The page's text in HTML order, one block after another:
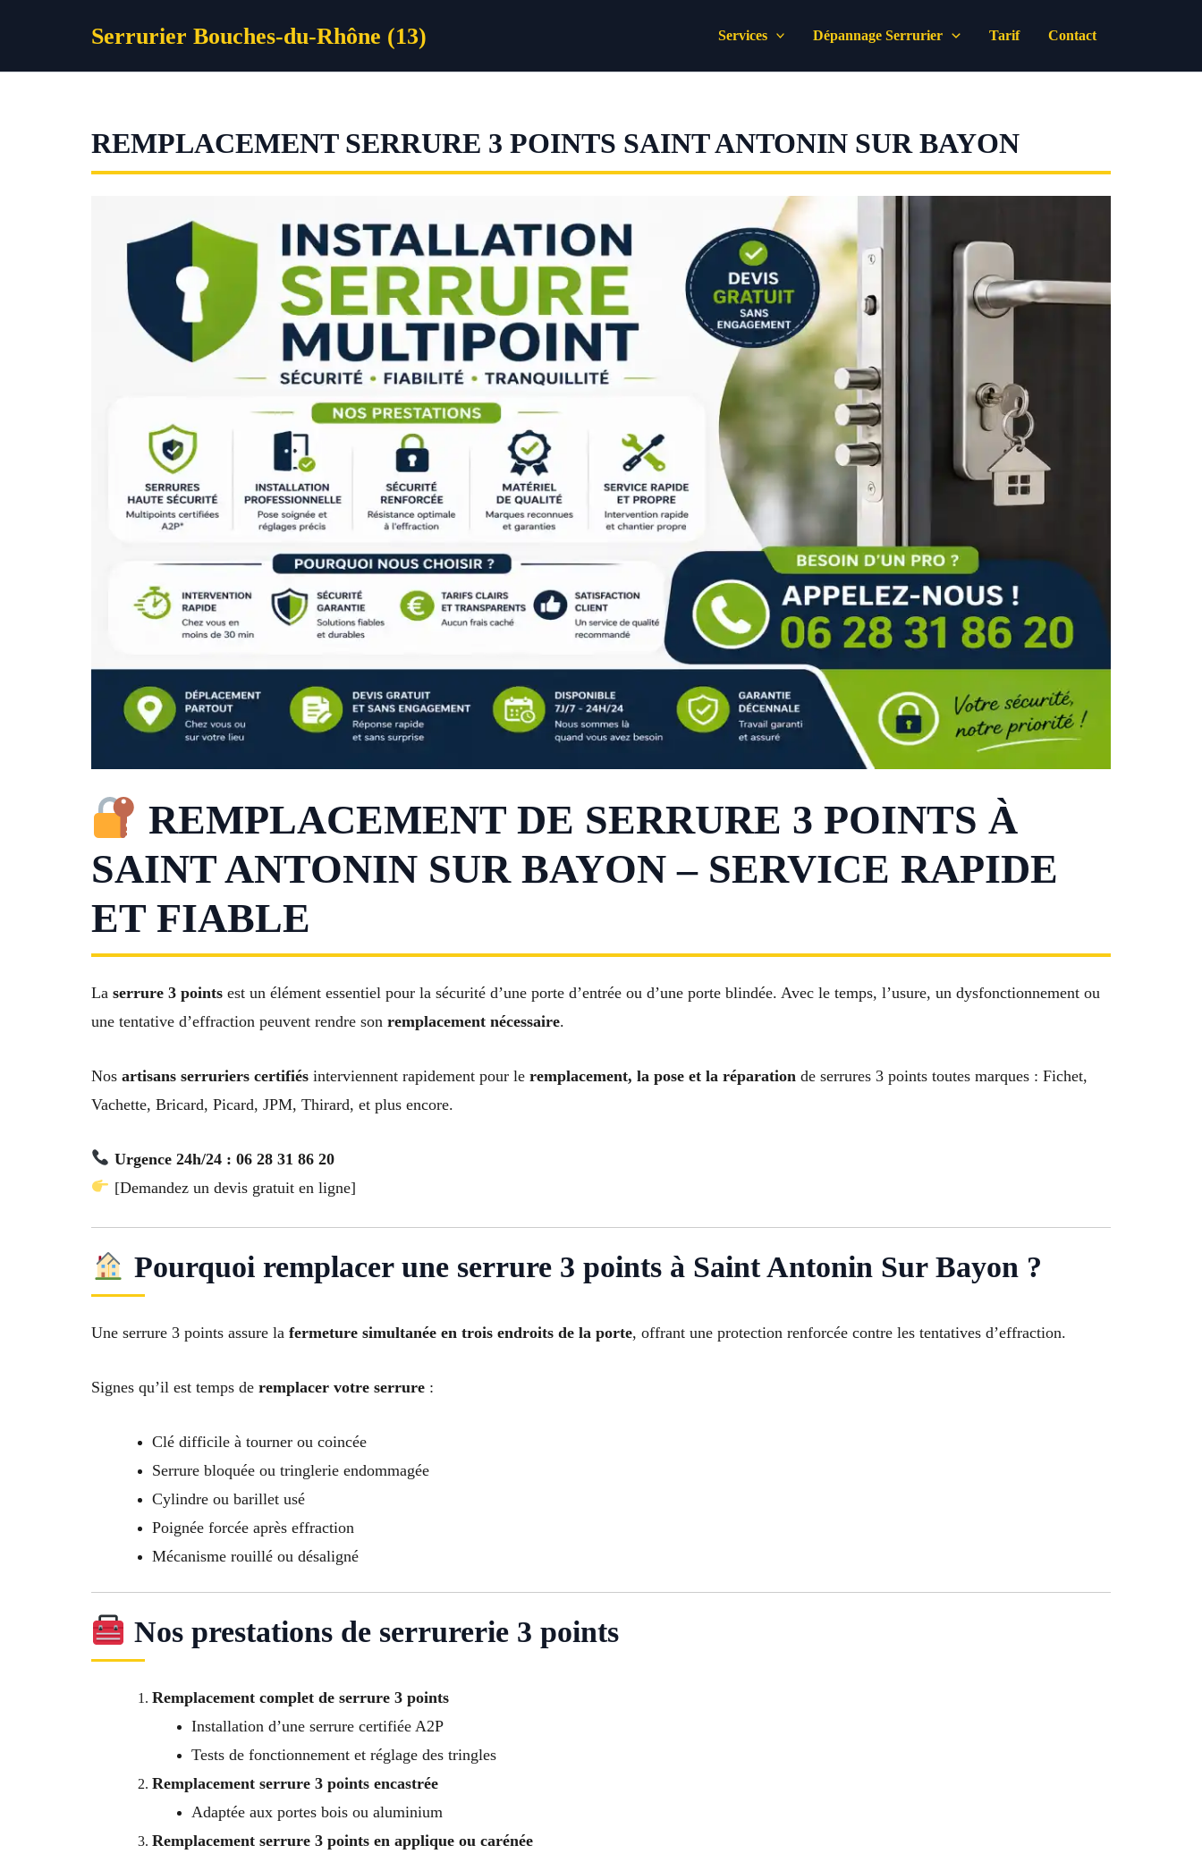
Serrurier Bouches-du-Rhône (13) Services Dépannage Serrurier Tarif Contact
REMPLACEMENT SERRURE 3 POINTS SAINT ANTONIN SUR BAYON
REMPLACEMENT DE SERRURE 3 POINTS À
SAINT ANTONIN SUR BAYON – SERVICE RAPIDE
ET FIABLE
La serrure 3 points est un élément essentiel pour la sécurité d’une porte d’entrée ou d’une porte blindée. Avec le temps, l’usure, un dysfonctionnement ou
une tentative d’effraction peuvent rendre son remplacement nécessaire.
Nos artisans serruriers certifiés interviennent rapidement pour le remplacement, la pose et la réparation de serrures 3 points toutes marques : Fichet,
Vachette, Bricard, Picard, JPM, Thirard, et plus encore.
Urgence 24h/24 : 06 28 31 86 20
[Demandez un devis gratuit en ligne]
Pourquoi remplacer une serrure 3 points à Saint Antonin Sur Bayon ?
Une serrure 3 points assure la fermeture simultanée en trois endroits de la porte, offrant une protection renforcée contre les tentatives d’effraction.
Signes qu’il est temps de remplacer votre serrure :
Clé difficile à tourner ou coincée
Serrure bloquée ou tringlerie endommagée
Cylindre ou barillet usé
Poignée forcée après effraction
Mécanisme rouillé ou désaligné
Nos prestations de serrurerie 3 points
Remplacement complet de serrure 3 points
Installation d’une serrure certifiée A2P
Tests de fonctionnement et réglage des tringles
Remplacement serrure 3 points encastrée
Adaptée aux portes bois ou aluminium
Remplacement serrure 3 points en applique ou carénée